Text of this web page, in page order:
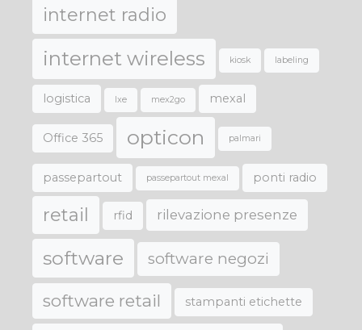
internet radio
internet wireless kiosk labeling
logistica lxe mex2go mexal
Office 365 opticon palmari
passepartout passepartout mexal ponti radio
retail rfid rilevazione presenze
software software negozi
software retail stampanti etichette